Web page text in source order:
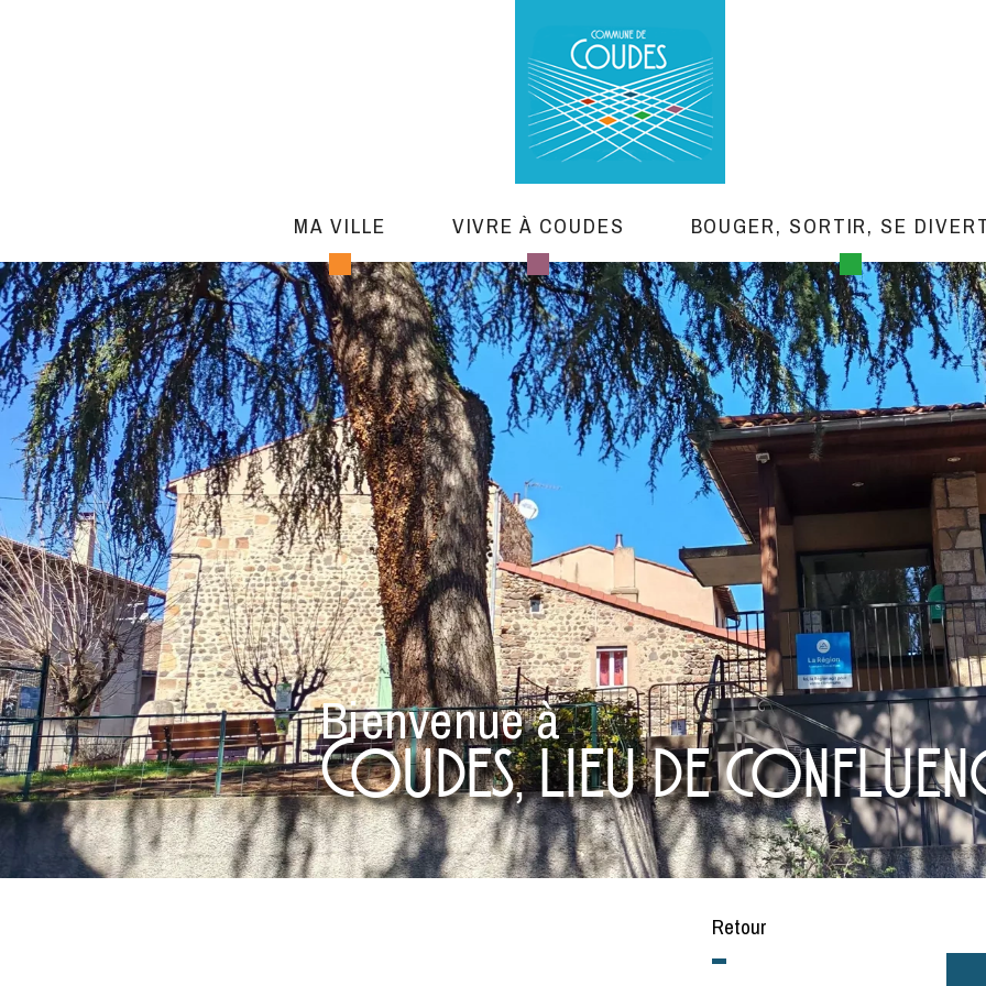
MA VILLE VIVRE À COUDES BOUGER, SORTIR, SE
Bienvenue à
Coudes, lieu de
Retour